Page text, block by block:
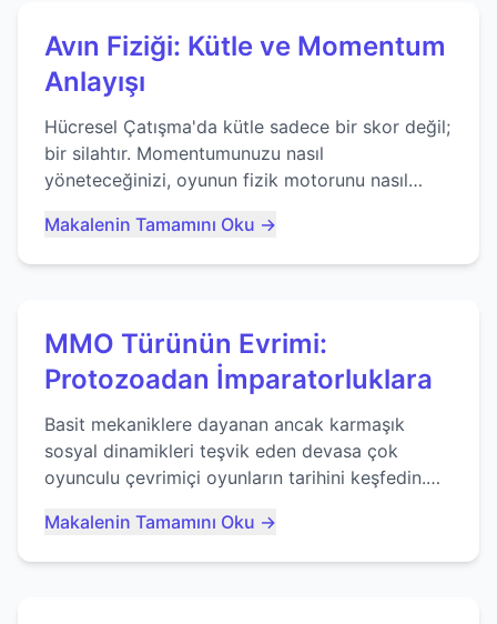
Avın Fiziği: Kütle ve Momentum
Anlayışı
Hücresel Çatışma'da kütle sadece bir skor değil;
bir silahtır. Momentumunuzu nasıl
yöneteceğinizi, oyunun fizik motorunu nasıl
ustalaşacağınızı öğrenin...
Makalenin Tamamını Oku →
MMO Türünün Evrimi:
Protozoadan İmparatorluklara
Basit mekaniklere dayanan ancak karmaşık
sosyal dinamikleri teşvik eden devasa çok
oyunculu çevrimiçi oyunların tarihini keşfedin.
Makalenin Tamamını Oku →